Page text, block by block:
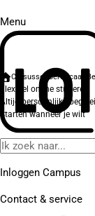
Menu
Inloggen Campus
Contact & service
Cursussen Certificaat
Flexibel online studeren
Altijd persoonlijke
Starten wanneer je wilt